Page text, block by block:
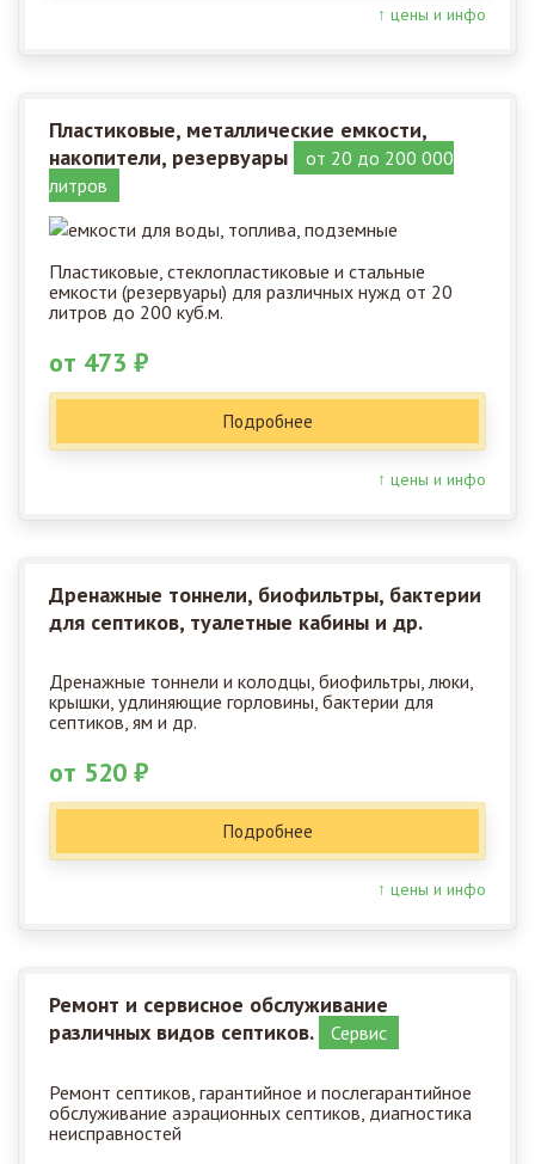
↑ цены и инфо
Пластиковые, металлические емкости,
накопители, резервуары
от 20 до 200 000
литров
Пластиковые, стеклопластиковые и стальные
емкости (резервуары) для различных нужд от 20
литров до 200 куб.м.
от 473 ₽
Подробнее
↑ цены и инфо
Дренажные тоннели, биофильтры, бактерии
для септиков, туалетные кабины и др.
Дренажные тоннели и колодцы, биофильтры, люки,
крышки, удлиняющие горловины, бактерии для
септиков, ям и др.
от 520 ₽
Подробнее
↑ цены и инфо
Ремонт и сервисное обслуживание
различных видов септиков.
Сервис
Ремонт септиков, гарантийное и послегарантийное
обслуживание аэрационных септиков, диагностика
неисправностей